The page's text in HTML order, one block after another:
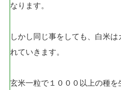
なります。
しかし同じ事をしても、白米
れていきます。
玄米一粒で１０００以上の種を